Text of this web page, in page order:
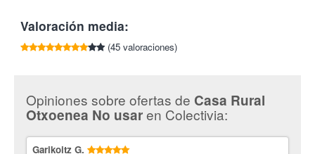
disponen de zona de recepción, comedor, cocina y la sala de
estar provista de chimenea. Zonas comunes donde comer, ver la
TV, conversar o simplemente pasar un rato agradable.
caja fuerte, teléfono, mini –nevera y secador. Por sus ventanas
y balcones podrás contemplar nuestro entorno.
Valoración media:
(45 valoraciones)
Opiniones sobre ofertas de Casa Rural
Otxoenea No usaren Colectivia:
Garikoitz G.